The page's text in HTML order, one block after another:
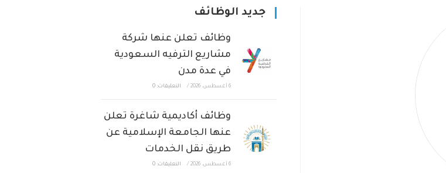
جديد الوظائف
وظائف تعلن عنها شركة
مشاريع الترفيه السعودية
في عدة مدن
6 أغسطس، 2026 / التعليقات: 0
وظائف أكاديمية شاغرة تعلن
عنها الجامعة الإسلامية عن
طريق نقل الخدمات
6 أغسطس، 2026 / التعليقات: 0